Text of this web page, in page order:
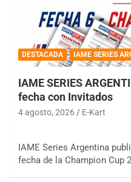
DESTACADA IAME SERIES
IAME SERIES
fecha con Invitados
4 agosto, 2026 E-Kart
IAME Series Argentina
fecha de la Champion Cup